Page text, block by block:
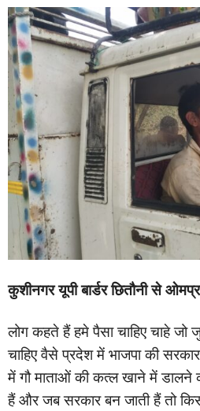
कुशीनगर यूपी बार्डर छितौनी से
लोग कहते हैं हमे पैसा चाहिए चाहे जो
चाहिए वैसे प्रदेश में भाजपा की सरकार
में गौ माताओं की कत्ल खाने में डालने
हैं और जब सरकार बन जाती हैं तो